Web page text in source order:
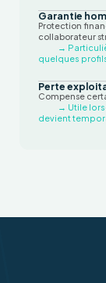
Garantie
Protection
collaborateur
→
quelques
Perte
Compense
→ Utile
devient